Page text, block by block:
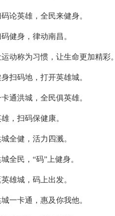
英雄，全民来健身。
身，律动南昌。
称为习惯，让生命更加精彩。
码地，打开英雄城。
洪城，全民俱英雄。
扫码保健康。
健，活力四溅。
民，“码”上健身。
城，码上出发。
卡通，惠及你我他。